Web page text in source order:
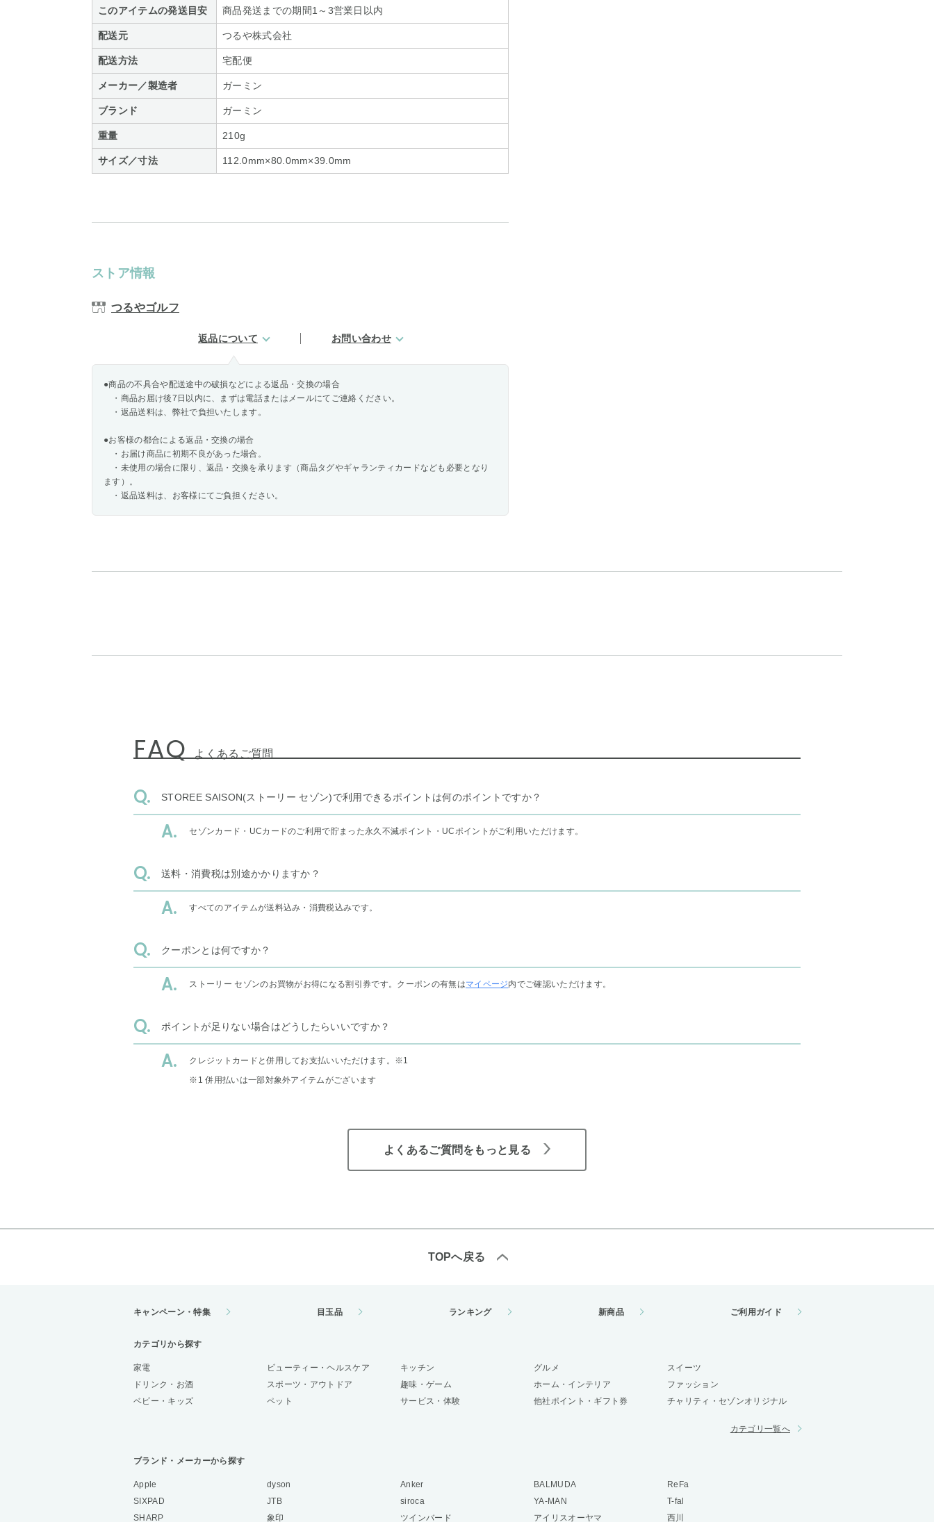
このアイテムの発送目安 商品発送までの期間1～3営業日以内
配送元 つるや株式会社
配送方法 宅配便
メーカー／製造者 ガーミン
ブランド ガーミン
重量 210g
サイズ／寸法 112.0mm×80.0mm×39.0mm
ストア情報
つるやゴルフ
返品について お問い合わせ
●商品の不具合や配送途中の破損などによる返品・交換の場合
・商品お届け後7日以内に、まずは電話またはメールにてご連絡ください。
・返品送料は、弊社で負担いたします。
●お客様の都合による返品・交換の場合
・お届け商品に初期不良があった場合。
・未使用の場合に限り、返品・交換を承ります（商品タグやギャランティカードなども必要となり
ます）。
・返品送料は、お客様にてご負担ください。
FAQ よくあるご質問
STOREE SAISON(ストーリー セゾン)で利用できるポイントは何のポイントですか？
セゾンカード・UCカードのご利用で貯まった永久不滅ポイント・UCポイントがご利用いただけます。
送料・消費税は別途かかりますか？
すべてのアイテムが送料込み・消費税込みです。
クーポンとは何ですか？
ストーリー セゾンのお買物がお得になる割引券です。クーポンの有無はマイページ内でご確認いただけます。
ポイントが足りない場合はどうしたらいいですか？
クレジットカードと併用してお支払いいただけます。 ※1
※1 併用払いは一部対象外アイテムがございます
よくあるご質問をもっと見る
TOPへ戻る
キャンペーン・特集 目玉品 ランキング 新商品 ご利用ガイド
カテゴリから探す
家電 ビューティー・ヘルスケア キッチン グルメ
スイーツ
ドリンク・お酒
スポーツ・アウトドア 趣味・ゲーム ホーム・インテリア
ファッション
ベビー・キッズ
ペット サービス・体験 他社ポイント・ギフト券 チャリティ・セゾンオリジナル
カテゴリ一覧へ
ブランド・メーカーから探す
Apple dyson Anker BALMUDA
ReFa
SIXPAD
JTB siroca YA-MAN
T-fal
SHARP
象印 ツインバード アイリスオーヤマ 西川